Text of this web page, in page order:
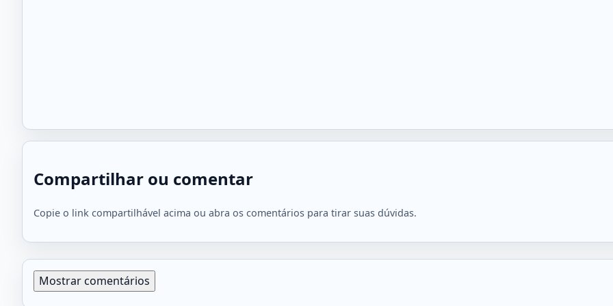
Compartilhar ou comentar
Copie o link compartilhável acima ou abra os comentários para tirar suas dúvidas.
Mostrar comentários